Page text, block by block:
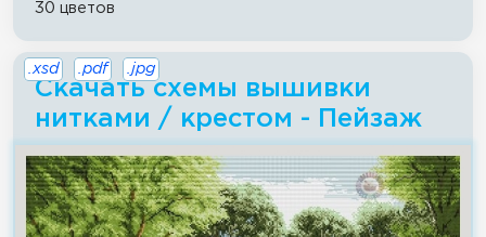
30 цветов
Скачать схемы вышивки
нитками / крестом - Пейзаж
.xsd .pdf .jpg